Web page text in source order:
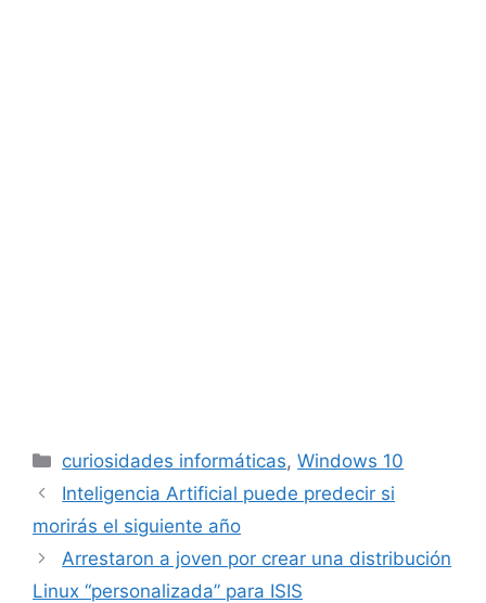
Categorías
curiosidades informáticas,Windows 10
Inteligencia Artificial puede predecir si
morirás el siguiente año
Arrestaron a joven por crear una distribución
Linux “personalizada” para ISIS